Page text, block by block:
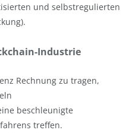
und selbstregulierten
Industrie
Rechnung zu tragen,
beschleunigte
treffen.